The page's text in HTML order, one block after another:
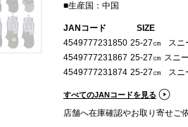
■生産国：中国
JANコード SIZE
4549777231850 25-27㎝
スニ
4549777231867 25-27㎝ スニ
4549777231874 25-27㎝ スニ
すべてのJANコードを見る
店舗へ在庫確認やお取り寄せご